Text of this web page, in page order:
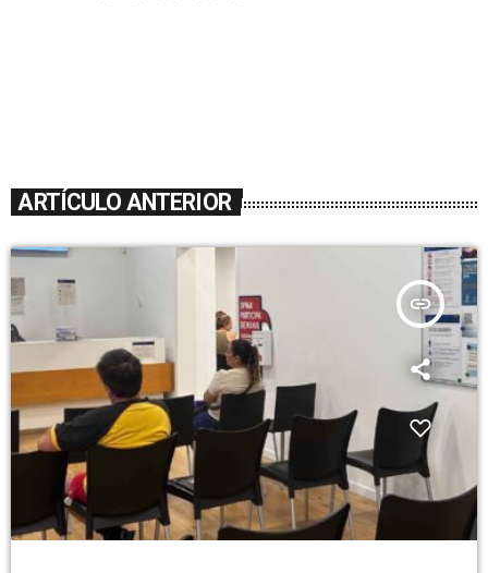
ARTÍCULO ANTERIOR
insert_link